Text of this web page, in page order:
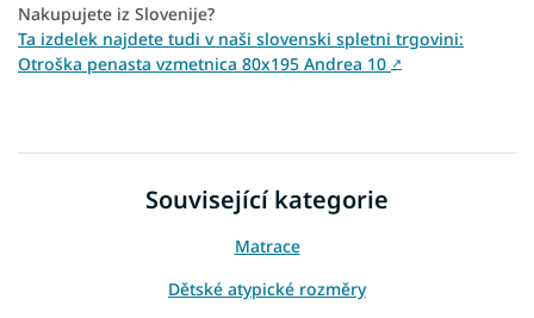
Nakupujete iz Slovenije?
Ta izdelek najdete tudi v naši slovenski spletni trgovini:
Otroška penasta vzmetnica 80x195 Andrea 10 ↗
Související kategorie
Matrace
Dětské atypické rozměry